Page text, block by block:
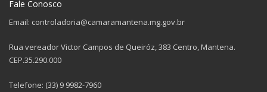
Fale Conosco
Email: controladoria@camaramantena.mg.gov.br
Rua vereador Victor Campos de Queiróz, 383 Centro, Mantena.
CEP.35.290.000
Telefone: (33) 9 9982-7960